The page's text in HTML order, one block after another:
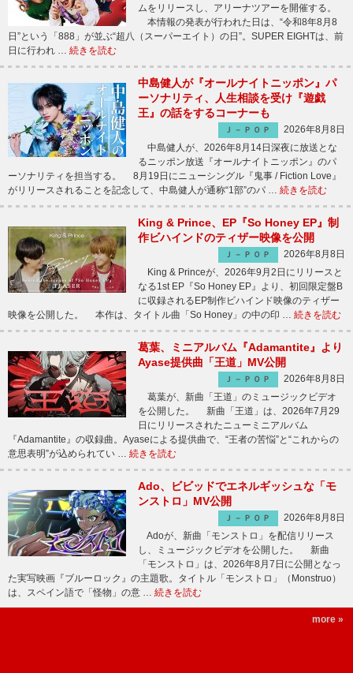
ムをリリースし、アリーナツアーを開催する。
本情報の発表が行われた日は、“令和8年8月8
日”という「888」が並ぶ“超八（スーパーエイト）の日”。SUPER EIGHTは、前
日に行われ … 続きを読む
中島健人が『オールナイトニッポン』パ
ーソナリティ、人生相談を受け『遊戯
王』の話をするコーナーも
Ｊ－ＰＯＰ
2026年8月8日
中島健人が、2026年8月14日深夜に放送とな
るニッポン放送『オールナイトニッポン』のパ
ーソナリティを担当する。 8月19日にニューシングル『鬼事 / Fiction Love』
がリリースされることを記念して、中島健人が通称“1部”のパ … 続きを読む
King & Prince、EP『So Honey EP』制
作ビハインドのティザー映像を公開
Ｊ－ＰＯＰ
2026年8月8日
King & Princeが、2026年9月2日にリリースと
なる1st EP『So Honey EP』より、初回限定盤B
に収録されるEP制作ビハインド映像のティザー
映像を公開した。 本作は、タイトル曲「So Honey」の中の印 … 続きを読む
葛葉、ミニアルバム『Adamantite』より
Ayase提供曲「王道」MV公開
Ｊ－ＰＯＰ
2026年8月8日
葛葉が、新曲「王道」のミュージックビデオ
を公開した。 新曲「王道」は、2026年7月29
日にリリースされたニューミニアルバム
『Adamantite』の収録曲。Ayaseによる提供曲で、“王者の苦悩”と“これからの
意思表明”が込められてい … 続きを読む
Ado、ビビッドでエネルギッシュな「モ
ンストロ」MV公開
Ｊ－ＰＯＰ
2026年8月8日
Adoが、新曲「モンストロ」を配信リリース
し、ミュージックビデオを公開した。 新曲
「モンストロ」は、2026年8月7日に公開となっ
た実写映画『ブルーロック』の主題歌。タイトル「モンストロ」（Monstruo）
は、スペイン語で「怪物」の意 … 続きを読む
more »